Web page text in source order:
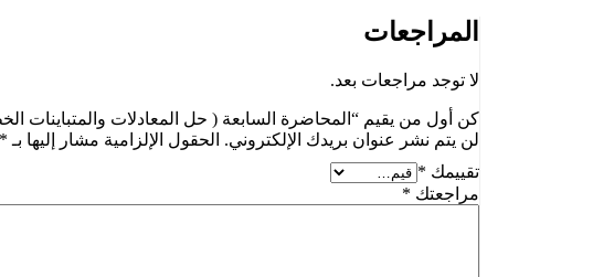
المراجعات
لا توجد مراجعات بعد.
كن أول من يقيم “المحاضرة السابعة ( حل المعادلات والمتباينات
لن يتم نشر عنوان بريدك الإلكتروني. الحقول الإلزامية مشار إليها بـ *
تقييمك *
مراجعتك *